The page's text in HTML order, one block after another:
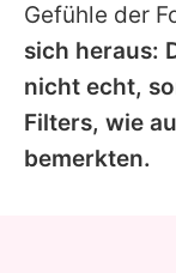
Gefühle der
sich heraus:
nicht echt,
Filters, wie
bemerkten.